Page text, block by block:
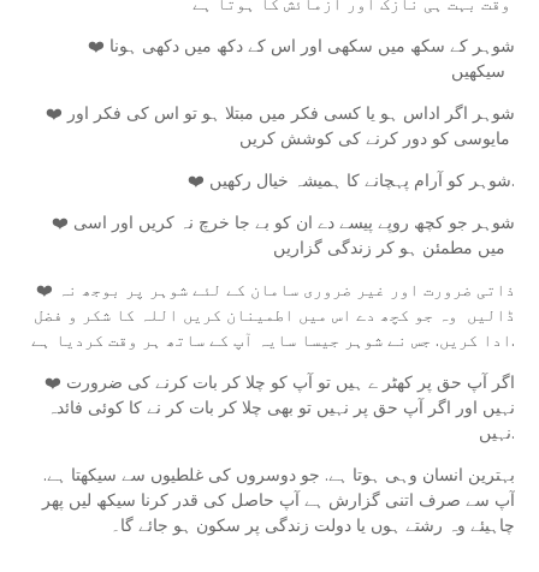
❤️ شوہر کے سکھ میں سکھی اور اس کے دکھ میں دکھی ہونا
❤️ شوہر اگر اداس ہو یا کسی فکر میں مبتلا ہو تو اس کی فکر اور
❤️ شوہر کو آرام پہچانے کا ہمیشہ خیال رکھیں.
❤️ شوہر جو کچھ روپے پیسے دے ان کو بے جا خرچ نہ کریں اور اسی
❤️ ذاتی ضرورت اور غیر ضروری سامان کے لئے شوہر پر بوجھ نہ
ڈالیں وہ جو کچھ دے اس میں اطمینان کریں اللہ کا شکر و فضل
ادا کریں. جس نے شوہر جیسا سایہ آپ کے ساتھ ہر وقت کردیا ہے.
❤️ ‏اگر آپ حق پر کھٹر ے ہیں تو آپ کو چلا کر بات کرنے کی ضرورت
نہیں اور اگر آپ حق پر نہیں تو بهی چلا کر بات کر نے کا کوئی فائدہ
نہیں.
بہترین انسان وہی ہوتا ہے. جو دوسروں کی غلطیوں سے سیکھتا ہے.
آپ سے صرف اتنی گزارش ہے آپ حاصل کی قدر کرنا سیکھ لیں پھر
چاہیئے وہ رشتے ہوں یا دولت زندگی پر سکون ہو جائے گا۔